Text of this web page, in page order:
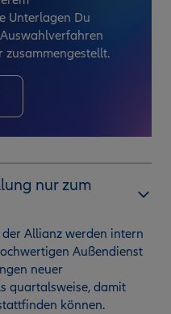
Unterlagen Du
nur zum
Allianz werden intern
Außendienst
neuer
quartalsweise, damit
können.